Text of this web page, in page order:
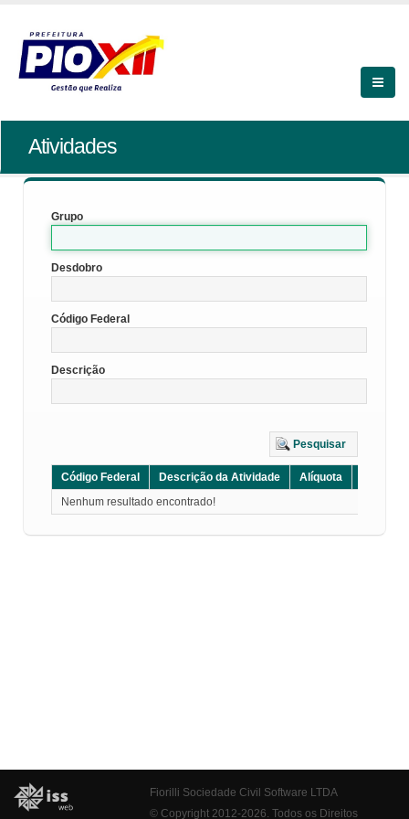
Atividades
Grupo
Desdobro
Código Federal
Descrição
Pesquisar
Código Federal Descrição da Atividade Alíquota
Nenhum resultado encontrado!
Fiorilli Sociedade Civil Software LTDA
© Copyright 2012-2026. Todos os Direitos